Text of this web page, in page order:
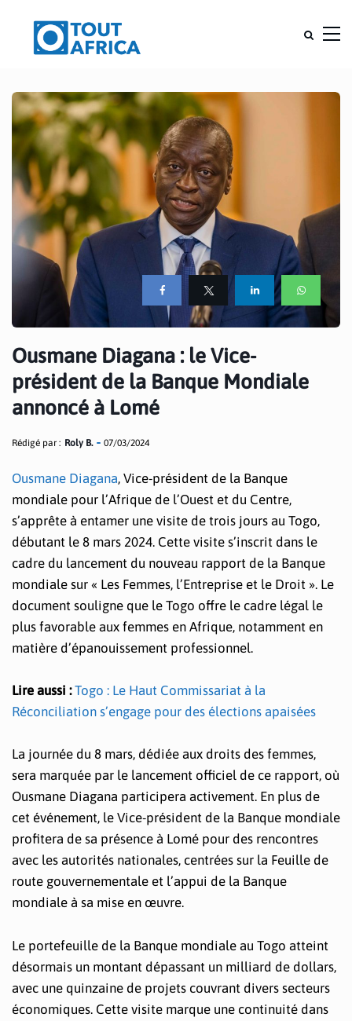
Ousmane Diagana : le Vice-
président de la Banque Mondiale
annoncé à Lomé
Rédigé par : Roly B. 07/03/2024
Ousmane Diagana, Vice-président de la Banque
mondiale pour l’Afrique de l’Ouest et du Centre,
s’apprête à entamer une visite de trois jours au Togo,
débutant le 8 mars 2024. Cette visite s’inscrit dans le
cadre du lancement du nouveau rapport de la Banque
mondiale sur « Les Femmes, l’Entreprise et le Droit ». Le
document souligne que le Togo offre le cadre légal le
plus favorable aux femmes en Afrique, notamment en
matière d’épanouissement professionnel.
Lire aussi :Togo : Le Haut Commissariat à la
Réconciliation s’engage pour des élections apaisées
La journée du 8 mars, dédiée aux droits des femmes,
sera marquée par le lancement officiel de ce rapport, où
Ousmane Diagana participera activement. En plus de
cet événement, le Vice-président de la Banque mondiale
profitera de sa présence à Lomé pour des rencontres
avec les autorités nationales, centrées sur la Feuille de
route gouvernementale et l’appui de la Banque
mondiale à sa mise en œuvre.
Le portefeuille de la Banque mondiale au Togo atteint
désormais un montant dépassant un milliard de dollars,
avec une quinzaine de projets couvrant divers secteurs
économiques. Cette visite marque une continuité dans